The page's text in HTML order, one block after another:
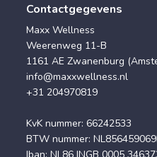
Contactgegevens
Maxx Wellness
Weerenweg 11-B
1161 AE Zwanenburg
info@maxxwellness.nl
+31 204970819
KvK nummer: 66242533
BTW nummer:
Iban: NL86 INGB 0005